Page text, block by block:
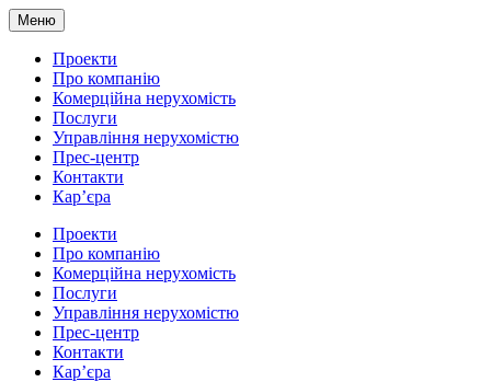
Меню
Проекти
Про компанію
Комерційна нерухомість
Послуги
Управління нерухомістю
Прес-центр
Контакти
Кар’єра
Проекти
Про компанію
Комерційна нерухомість
Послуги
Управління нерухомістю
Прес-центр
Контакти
Кар’єра